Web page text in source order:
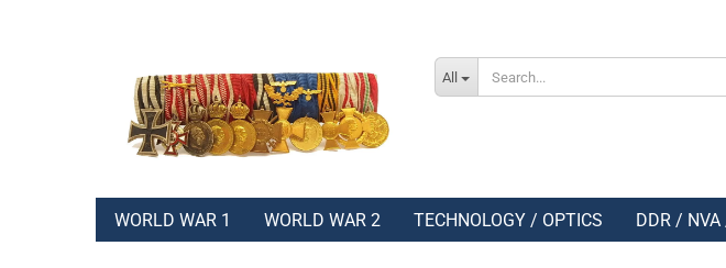
All
WORLD WAR 1 WORLD WAR 2 TECHNOLOGY / OPTICS DDR / NVA